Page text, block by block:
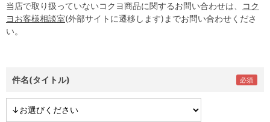
当店で取り扱っていないコクヨ商品に関するお問い合わせは、
コク
ヨお客様相談室(外部サイトに遷移します)までお問い合わせくださ
い。
件名(タイトル)